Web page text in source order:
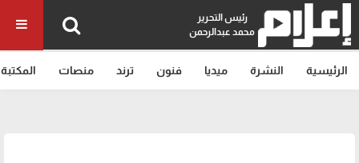
رئيس التحرير
محمد عبدالرحمن
الرئيسية النشرة ميديا فنون ترند منصات المكتبة